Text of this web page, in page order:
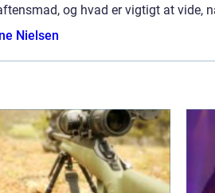
og hvad er vigtigt at vide,
Nielsen